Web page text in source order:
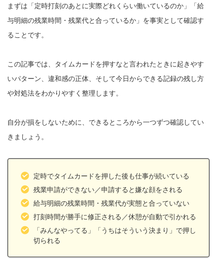
まずは「定時打刻のあとに実際どれくらい働いているのか」「給
与明細の残業時間・残業代と合っているか」を事実として確認す
ることです。
この記事では、タイムカードを押すなと言われたときに起きやす
いパターン、違和感の正体、そして今日からできる記録の残し方
や対処法をわかりやすく整理します。
自分が損をしないために、できるところから一つずつ確認してい
きましょう。
定時でタイムカードを押した後も仕事が続いている
残業申請ができない／申請すると嫌な顔をされる
給与明細の残業時間・残業代が実態と合っていない
打刻時間が勝手に修正される／休憩が自動で引かれる
「みんなやってる」「うちはそういう決まり」で押し
切られる